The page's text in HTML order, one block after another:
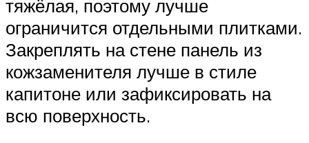
тяжёлая, поэтому лучше
ограничится отдельными плитками.
Закреплять на стене панель из
кожзаменителя лучше в стиле
капитоне или зафиксировать на
всю поверхность.